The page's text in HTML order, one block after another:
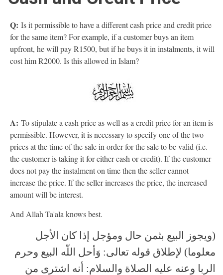
Q: Is it permissible to have a different cash price and credit price
for the same item? For example, if a customer buys an item
upfront, he will pay R1500, but if he buys it in instalments, it will
cost him R2000. Is this allowed in Islam?
A: To stipulate a cash price as well as a credit price for an item is
permissible. However, it is necessary to specify one of the two
prices at the time of the sale in order for the sale to be valid (i.e.
the customer is taking it for either cash or credit). If the customer
does not pay the instalment on time then the seller cannot
increase the price. If the seller increases the price, the increased
amount will be interest.
And Allah Ta'ala knows best.
(ويجوز البيع بثمن حال ومؤجل إذا كان الأجل
معلوما) لإطلاق قوله تعالى: وَأحل اللّه البيع وحرم
الربا وعنه عليه الصلاة والسلام: أنه اشترى من